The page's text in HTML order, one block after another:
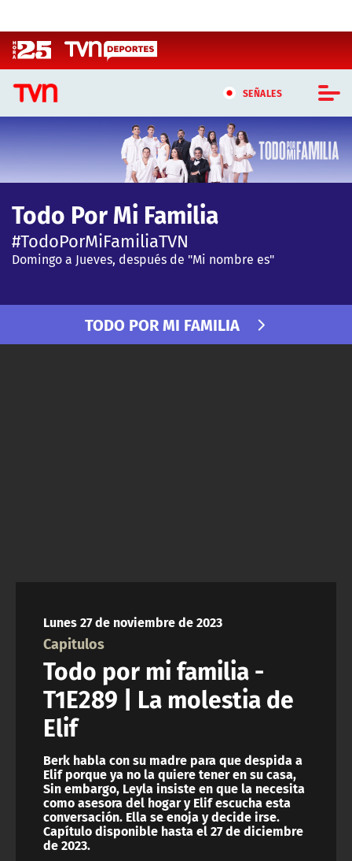
SEÑALES
CASTING MASTERCHEF CHILE
CASTING TVN VERTICAL
TVN VERTICAL
TVN PLAY
TELESERIES
Todo Por Mi Familia
#TodoPorMiFamiliaTVN
Domingo a Jueves, después de "Mi nombre es"
TODO POR MI FAMILIA
Lunes 27 de noviembre de 2023
Capitulos
Todo por mi familia -
T1E289 | La molestia de
Elif
Berk habla con su madre para que despida a
Elif porque ya no la quiere tener en su casa,
Sin embargo, Leyla insiste en que la necesita
como asesora del hogar y Elif escucha esta
conversación. Ella se enoja y decide irse.
Capítulo disponible hasta el 27 de diciembre
de 2023.